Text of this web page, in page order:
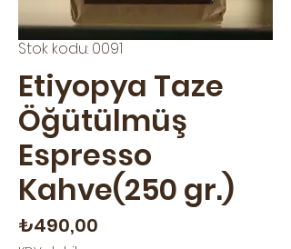
Stok kodu: 0091
Etiyopya Taze
Öğütülmüş
Espresso
Kahve(250 gr.)
₺490,00